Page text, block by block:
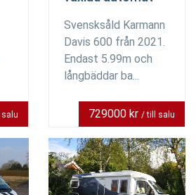
Svensksåld Karmann
Davis 600 från 2021.
Endast 5.99m och
långbäddar ba...
729000 kr / till salu